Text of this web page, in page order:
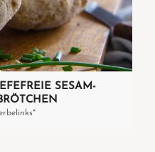
SESAM-